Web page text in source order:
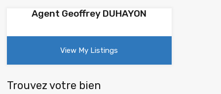
Agent Geoffrey DUHAYON
View My Listings
Trouvez votre bien